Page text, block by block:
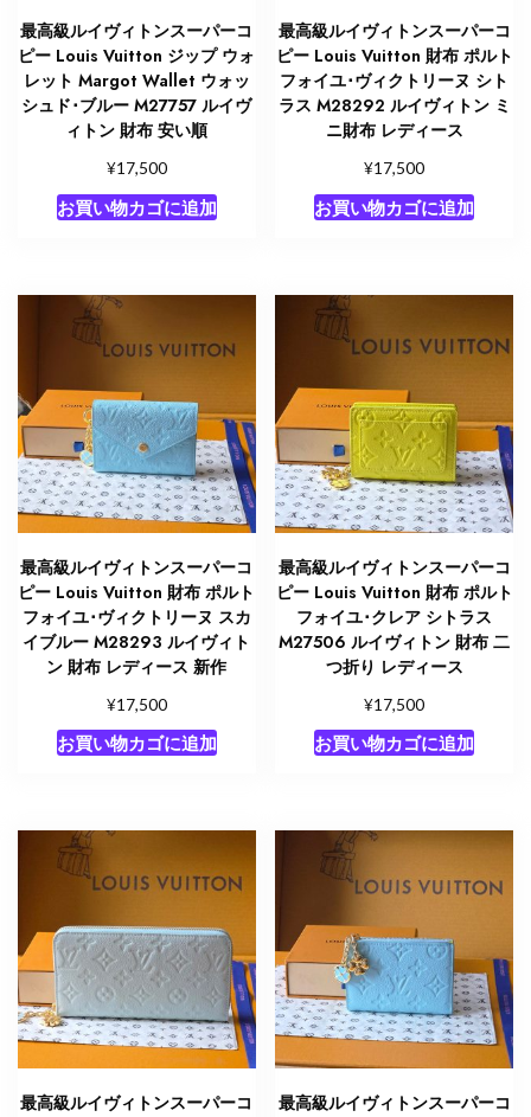
最高級ルイヴィトンスーパーコ
ピー Louis Vuitton ジップ ウォ
レット Margot Wallet ウォッ
シュド･ブルー M27757 ルイヴ
ィトン 財布 安い順
¥17,500
お買い物カゴに追加
最高級ルイヴィトンスーパーコ
ピー Louis Vuitton 財布 ポルト
フォイユ･ヴィクトリーヌ シト
ラス M28292 ルイヴィトン ミ
ニ財布 レディース
¥17,500
お買い物カゴに追加
最高級ルイヴィトンスーパーコ
ピー Louis Vuitton 財布 ポルト
フォイユ･ヴィクトリーヌ スカ
イブルー M28293 ルイヴィト
ン 財布 レディース 新作
¥17,500
お買い物カゴに追加
最高級ルイヴィトンスーパーコ
ピー Louis Vuitton 財布 ポルト
フォイユ･クレア シトラス
M27506 ルイヴィトン 財布 二
つ折り レディース
¥17,500
お買い物カゴに追加
最高級ルイヴィトンスーパーコ
最高級ルイヴィトンスーパーコ